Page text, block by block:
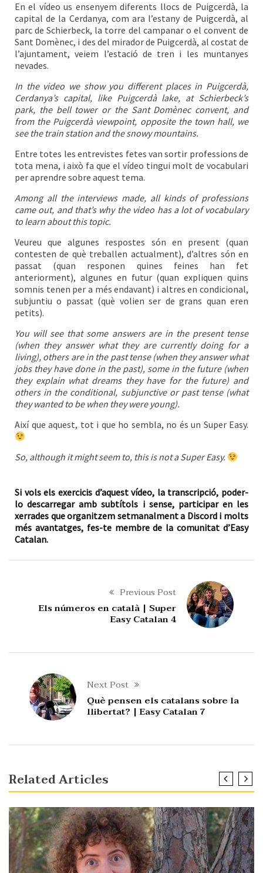
En el vídeo us ensenyem diferents llocs de Puigcerdà, la
capital de la Cerdanya, com ara l’estany de Puigcerdà, al
parc de Schierbeck, la torre del campanar o el convent de
Sant Domènec, i des del mirador de Puigcerdà, al costat de
l’ajuntament, veiem l’estació de tren i les muntanyes
nevades.
In the video we show you different places in Puigcerdà,
Cerdanya’s capital, like Puigcerdà lake, at Schierbeck’s
park, the bell tower or the Sant Domènec convent, and
from the Puigcerdà viewpoint, opposite the town hall, we
see the train station and the snowy mountains.
Entre totes les entrevistes fetes van sortir professions de
tota mena, i això fa que el vídeo tingui molt de vocabulari
per aprendre sobre aquest tema.
Among all the interviews made, all kinds of professions
came out, and that’s why the video has a lot of vocabulary
to learn about this topic.
Veureu que algunes respostes són en present (quan
contesten de què treballen actualment), d’altres són en
passat (quan responen quines feines han fet
anteriorment), algunes en futur (quan expliquen quins
somnis tenen per a més endavant) i altres en condicional,
subjuntiu o passat (què volien ser de grans quan eren
petits).
You will see that some answers are in the present tense
(when they answer what they are currently doing for a
living), others are in the past tense (when they answer what
jobs they have done in the past), some in the future (when
they explain what dreams they have for the future) and
others in the conditional, subjunctive or past tense (what
they wanted to be when they were young).
Així que aquest, tot i que ho sembla, no és un Super Easy.
So, although it might seem to, this is not a Super Easy.
Si vols els exercicis d’aquest vídeo, la transcripció, poder-
lo descarregar amb subtítols i sense, participar en les
xerrades que organitzem setmanalment a Discord i molts
més avantatges, fes-te membre de la comunitat d’Easy
Catalan.
Previous Post
Els números en català | Super
Easy Catalan 4
Next Post
Què pensen els catalans sobre la
llibertat? | Easy Catalan 7
Related Articles